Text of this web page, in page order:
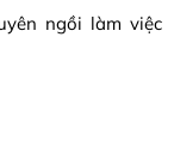
ngồi làm việc